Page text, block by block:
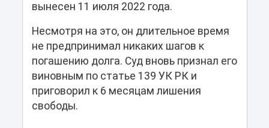
вынесен 11 июля 2022 года.
Несмотря на это, он длительное время
не предпринимал никаких шагов к
погашению долга. Суд вновь признал его
виновным по статье 139 УК РК и
приговорил к 6 месяцам лишения
свободы.